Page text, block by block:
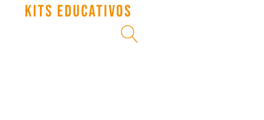
KITS EDUCATIVOS